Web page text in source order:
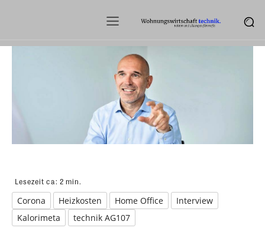
Lesezeit ca: 2 min.
Corona Heizkosten Home Office
Interview
Kalorimeta
technik AG107